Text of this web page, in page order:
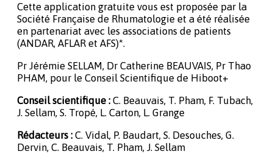
Cette application gratuite vous est proposée par la
Société Française de Rhumatologie et a été réalisée
en partenariat avec les associations de patients
(ANDAR, AFLAR et AFS)*.
Pr Jérémie SELLAM, Dr Catherine BEAUVAIS, Pr Thao
PHAM, pour le Conseil Scientifique de Hiboot+
Conseil scientifique : C. Beauvais, T. Pham, F. Tubach,
J. Sellam, S. Tropé, L. Carton, L. Grange
Rédacteurs : C. Vidal, P. Baudart, S. Desouches, G.
Dervin, C. Beauvais, T. Pham, J. Sellam